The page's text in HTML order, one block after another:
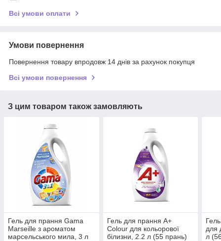
Всі умови оплати
Умови повернення
Повернення товару впродовж 14 днів за рахунок покупця
Всі умови повернення
З цим товаром також замовляють
Гель для прання Gama
Marseille з ароматом
марсельського мила, 3 л
Гель для прання A+
Colour для кольорової
білизни, 2.2 л (55 прань)
для
л